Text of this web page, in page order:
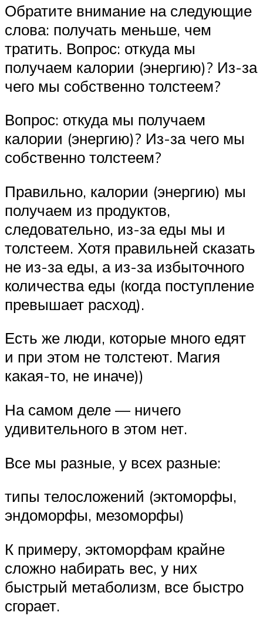
Обратите внимание на следующие
слова: получать меньше, чем
тратить. Вопрос: откуда мы
получаем калории (энергию)? Из-за
чего мы собственно толстеем?
Вопрос: откуда мы получаем
калории (энергию)? Из-за чего мы
собственно толстеем?
Правильно, калории (энергию) мы
получаем из продуктов,
следовательно, из-за еды мы и
толстеем. Хотя правильней сказать
не из-за еды, а из-за избыточного
количества еды (когда поступление
превышает расход).
Есть же люди, которые много едят
и при этом не толстеют. Магия
какая-то, не иначе))
На самом деле — ничего
удивительного в этом нет.
Все мы разные, у всех разные:
типы телосложений (эктоморфы,
эндоморфы, мезоморфы)
К примеру, эктоморфам крайне
сложно набирать вес, у них
быстрый метаболизм, все быстро
сгорает.